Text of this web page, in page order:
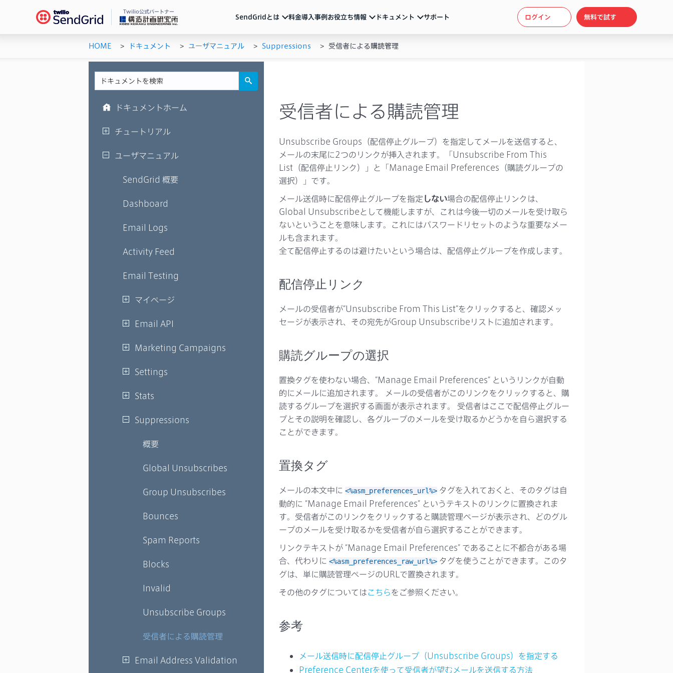
Twilio公式パートナー
SendGridとは
SendGridとは
メール送信API
料金導入事例お役立ち情報
活用ガイド
動画
お知らせ
ベストプラクティス
メールマーケティング
導入事例 技術ネタ 機能・使い方
ドキュメント
ドキュメント
ユーザマニュアル
サポート
サポート
よくあるご質問
ログイン 無料で試す
HOME ドキュメント ユーザマニュアル Suppressions 受信者による購読管理
ドキュメントホーム
チュートリアル
ユーザマニュアル
SendGrid 概要
Dashboard
Email Logs
Activity Feed
Email Testing
マイページ
Email API
Marketing Campaigns
Settings
Stats
Suppressions
概要
Global Unsubscribes
Group Unsubscribes
Bounces
Spam Reports
Blocks
Invalid
Unsubscribe Groups
受信者による購読管理
Email Address Validation
受信者による購読管理
Unsubscribe Groups（配信停止グループ）を指定してメールを送信すると、
メールの末尾に2つのリンクが挿入されます。「Unsubscribe From This
List（配信停止リンク）」と「Manage Email Preferences（購読グループの
選択）」です。
メール送信時に配信停止グループを指定しない場合の配信停止リンクは、
Global Unsubscribeとして機能しますが、これは今後一切のメールを受け取ら
ないということを意味します。これにはパスワードリセットのような重要なメー
ルも含まれます。
全て配信停止するのは避けたいという場合は、配信停止グループを作成します。
配信停止リンク
メールの受信者が”Unsubscribe From This List”をクリックすると、確認メッ
セージが表示され、その宛先がGroup Unsubscribeリストに追加されます。
購読グループの選択
置換タグを使わない場合、”Manage Email Preferences” というリンクが自動
的にメールに追加されます。 メールの受信者がこのリンクをクリックすると、購
読するグループを選択する画面が表示されます。 受信者はここで配信停止グルー
プとその説明を確認し、各グループのメールを受け取るかどうかを自ら選択する
ことができます。
置換タグ
メールの本文中に <%asm_preferences_url%> タグを入れておくと、そのタグは自
動的に “Manage Email Preferences” というテキストのリンクに置換されま
す。受信者がこのリンクをクリックすると購読管理ページが表示され、どのグル
ープのメールを受け取るかを受信者が自ら選択することができます。
リンクテキストが “Manage Email Preferences” であることに不都合がある場
合、代わりに <%asm_preferences_raw_url%> タグを使うことができます。このタ
グは、単に購読管理ページのURLで置換されます。
その他のタグについてはこちらをご参照ください。
参考
メール送信時に配信停止グループ（Unsubscribe Groups）を指定する
Preference Centerを使って受信者が望むメールを送信する方法